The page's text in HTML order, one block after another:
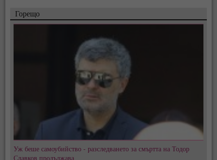
Горещо
Уж беше самоубийство - разследването за смъртта на Тодор
Славков продължава